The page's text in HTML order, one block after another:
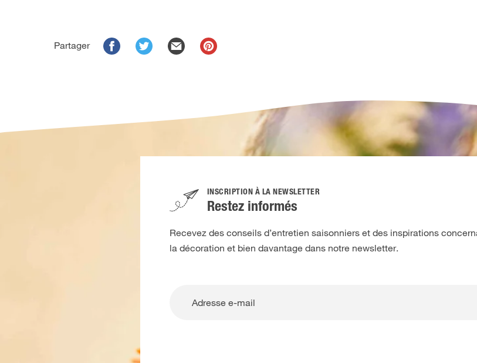
Partager
INSCRIPTION À LA NEWSLETTER
Restez informés
Recevez des conseils d’entretien saisonniers et des inspirations
la décoration et bien davantage dans notre newsletter.